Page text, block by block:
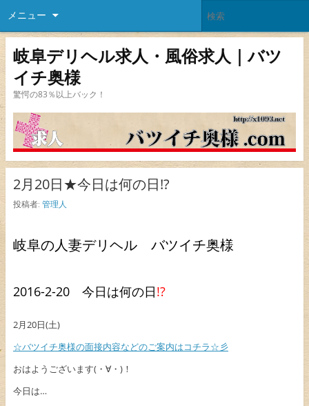
メニュー
岐阜デリヘル求人・風俗求人｜バツ
イチ奥様
驚愕の83％以上バック！
2月20日★今日は何の日!?
投稿者: 管理人
岐阜の人妻デリヘル バツイチ奥様
2016-2-20 今日は何の日!?
2月20日(土)
☆バツイチ奥様の面接内容などのご案内はコチラ☆彡
おはようございます(・∀・)！
今日は…